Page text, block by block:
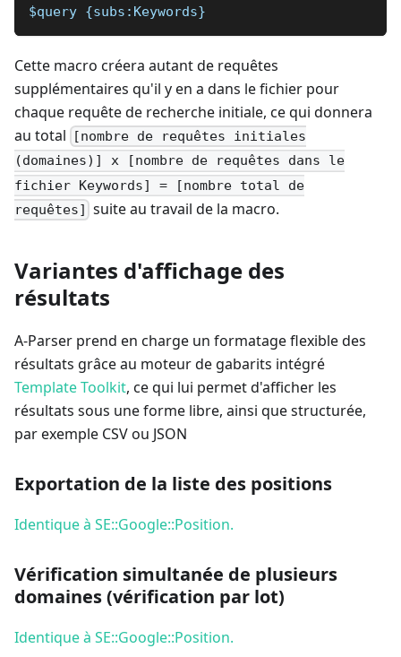
$query {subs:Keywords}
Cette macro créera autant de requêtes
supplémentaires qu'il y en a dans le fichier pour
chaque requête de recherche initiale, ce qui donnera
au total
[nombre de requêtes initiales
(domaines)] x [nombre de requêtes dans le
fichier Keywords] = [nombre total de
requêtes] suite au travail de la macro.
Variantes d'affichage des
résultats
A-Parser prend en charge un formatage flexible des
résultats grâce au moteur de gabarits intégré
Template Toolkit, ce qui lui permet d'afficher les
résultats sous une forme libre, ainsi que structurée,
par exemple CSV ou JSON
Exportation de la liste des positions
Identique à SE::Google::Position.
Vérification simultanée de plusieurs
domaines (vérification par lot)
Identique à SE::Google::Position.